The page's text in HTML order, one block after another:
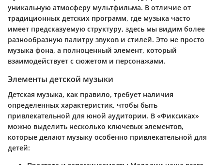
уникальную атмосферу мультфильма. В отличие от
традиционных детских программ, где музыка часто
имеет предсказуемую структуру, здесь мы видим более
разнообразную палитру звуков и стилей. Это не просто
музыка фона, а полноценный элемент, который
взаимодействует с сюжетом и персонажами.
Элементы детской музыки
Детская музыка, как правило, требует наличия
определенных характеристик, чтобы быть
привлекательной для юной аудитории. В «Фиксиках»
можно выделить несколько ключевых элементов,
которые делают музыку особенно привлекательной для
детей: